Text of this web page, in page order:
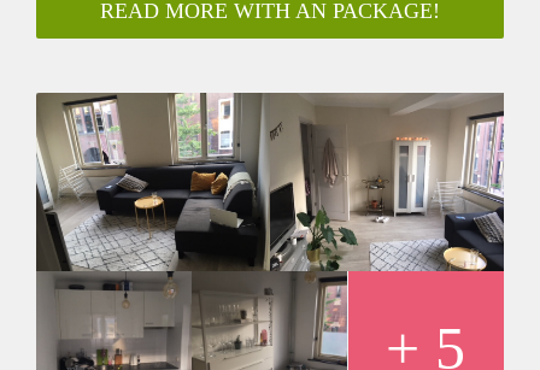
Het appartement wordt deels gemeubileerd verhuurd (in
overleg). Het huurcontract wordt in eerste instantie
READ MORE WITH AN PACKAGE!
+ 5